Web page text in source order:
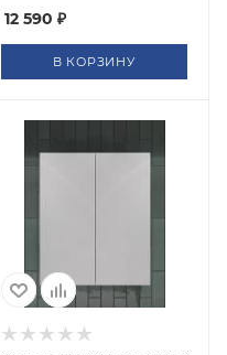
Дверцы с механизмом
доводчика. Ящик с
направляющими
Габариты (ШхВхГл):
12 590 ₽
В КОРЗИНУ